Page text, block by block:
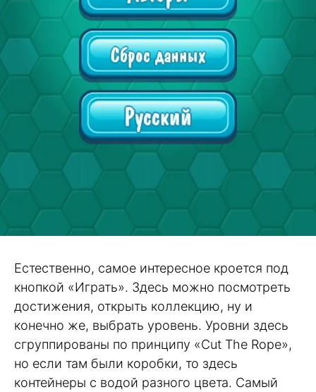
Естественно, самое интересное кроется под
кнопкой «Играть». Здесь можно посмотреть
достижения, открыть коллекцию, ну и
конечно же, выбрать уровень. Уровни здесь
сгруппированы по принципу «Cut The Rope»,
но если там были коробки, то здесь
контейнеры с водой разного цвета. Самый